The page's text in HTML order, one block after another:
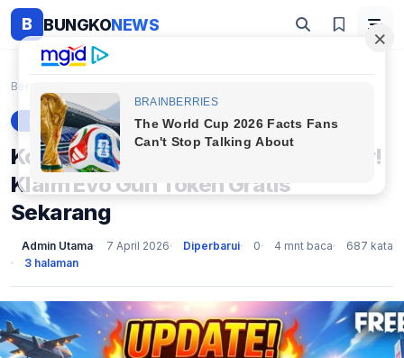
B BUNGKONEWS
Beranda
GAMING
Kode Redeem FF 7 April 2026 Bocor!
Klaim Evo Gun Token Gratis
Sekarang
Admin Utama 7 April 2026 Diperbarui 0 4 mnt baca
687 kata
3 halaman